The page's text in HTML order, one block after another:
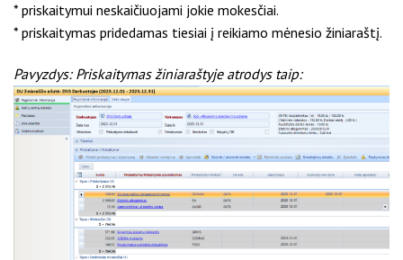
* priskaitymui neskaičiuojami jokie mokesčiai.
* priskaitymas pridedamas tiesiai į reikiamo mėnesio žiniaraštį.
Pavyzdys: Priskaitymas žiniaraštyje atrodys taip: